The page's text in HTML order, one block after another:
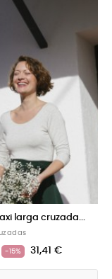
Falda maxi larga
36,95 €